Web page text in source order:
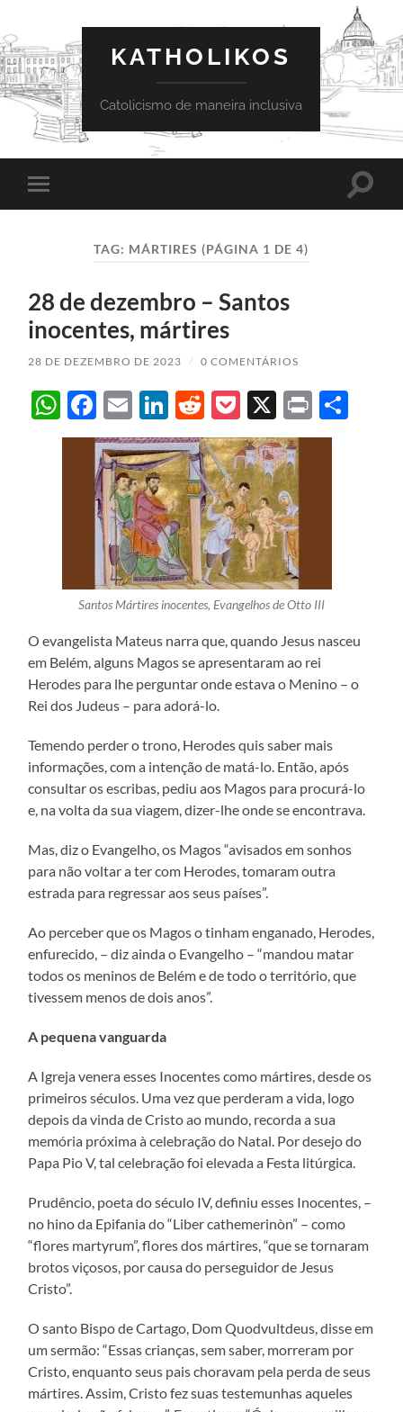
KATHOLIKOS
Catolicismo de maneira inclusiva
Toggle
mobile
Toggle
TAG: MÁRTIRES (PÁGINA 1 DE 4)
28 de dezembro – Santos
inocentes, mártires
28 DE DEZEMBRO DE 2023 / 0 COMENTÁRIOS
WhatsApp
Facebook
EmailLinkedIn
Reddit
Pocket
X Print
Santos Mártires inocentes, Evangelhos de Otto III
O evangelista Mateus narra que, quando Jesus nasceu
em Belém, alguns Magos se apresentaram ao rei
Herodes para lhe perguntar onde estava o Menino – o
Rei dos Judeus – para adorá-lo.
Temendo perder o trono, Herodes quis saber mais
informações, com a intenção de matá-lo. Então, após
consultar os escribas, pediu aos Magos para procurá-lo
e, na volta da sua viagem, dizer-lhe onde se encontrava.
Mas, diz o Evangelho, os Magos “avisados em sonhos
para não voltar a ter com Herodes, tomaram outra
estrada para regressar aos seus países”.
Ao perceber que os Magos o tinham enganado, Herodes,
enfurecido, – diz ainda o Evangelho – “mandou matar
todos os meninos de Belém e de todo o território, que
tivessem menos de dois anos”.
A pequena vanguarda
A Igreja venera esses Inocentes como mártires, desde os
primeiros séculos. Uma vez que perderam a vida, logo
depois da vinda de Cristo ao mundo, recorda a sua
memória próxima à celebração do Natal. Por desejo do
Papa Pio V, tal celebração foi elevada a Festa litúrgica.
Prudêncio, poeta do século IV, definiu esses Inocentes, –
no hino da Epifania do “Liber cathemerinòn” – como
“flores martyrum”, flores dos mártires, “que se tornaram
brotos viçosos, por causa do perseguidor de Jesus
Cristo”.
O santo Bispo de Cartago, Dom Quodvultdeus, disse em
um sermão: “Essas crianças, sem saber, morreram por
Cristo, enquanto seus pais choravam pela perda de seus
mártires. Assim, Cristo fez suas testemunhas aqueles